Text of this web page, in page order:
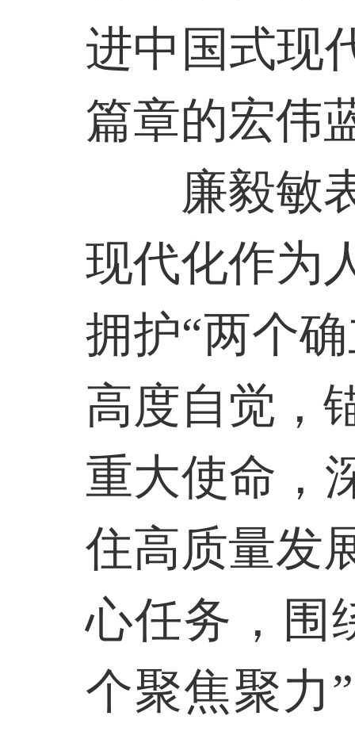
进中国式现
篇章的宏伟
廉毅敏
现代化作为
拥护“两个
高度自觉，
重大使命，
住高质量发
心任务，围
个聚焦聚力